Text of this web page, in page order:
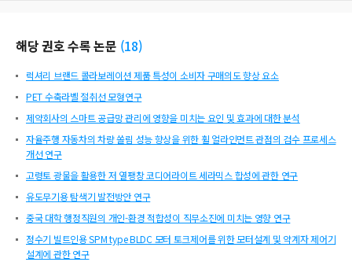
해당 권호 수록 논문 (18)
럭셔리 브랜드 콜라보레이션 제품 특성이 소비자 구매의도 향상 요소
PET 수축라벨 절취선 모형연구
제약회사의 스마트 공급망 관리에 영향을 미치는 요인 및 효과에 대한 분석
자율주행 자동차의 차량 쏠림 성능 향상을 위한 휠 얼라인먼트 관점의 검수 프로세스
개선 연구
고령토 광물을 활용한 저 열팽창 코디어라이트 세라믹스 합성에 관한 연구
유도무기용 탐색기 발전방안 연구
중국 대학 행정직원의 개인-환경 적합성이 직무소진에 미치는 영향 연구
정수기 빌트인용 SPM type BLDC 모터 토크제어를 위한 모터설계 및 약계자 제어기
설계에 관한 연구